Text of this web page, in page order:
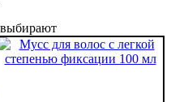
выбирают